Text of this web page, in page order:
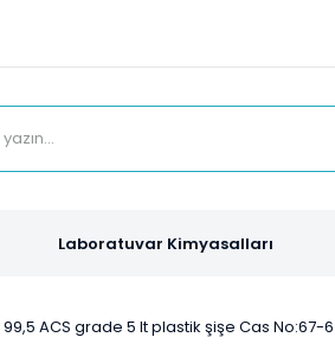
Laboratuvar Kimyasalları
99,5 ACS grade 5 lt plastik şişe Cas No:67-